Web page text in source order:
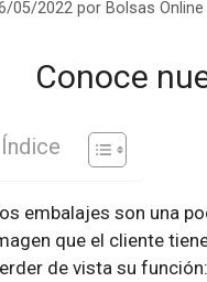
05/2022 por Bolsas Online
Conoce
Índice
embalajes son una
que el cliente
de vista su